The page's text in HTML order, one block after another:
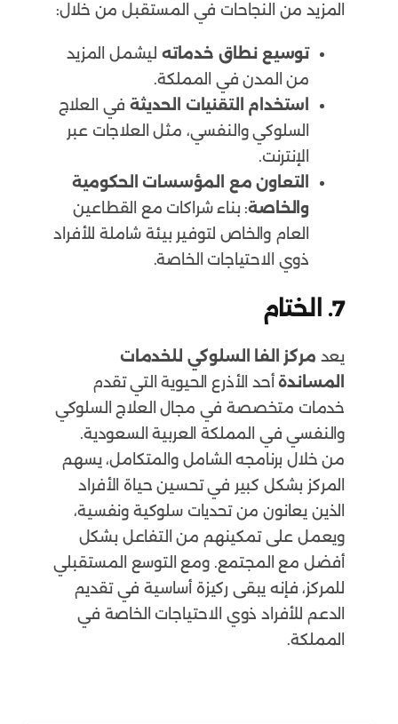
المزيد من النجاحات في المستقبل من خلال:
توسيع نطاق خدماته ليشمل المزيد
من المدن في المملكة.
استخدام التقنيات الحديثةفي العلاج
السلوكي والنفسي، مثل العلاجات عبر
الإنترنت.
التعاون مع المؤسسات الحكومية
والخاصة: بناء شراكات مع القطاعين
العام والخاص لتوفير بيئة شاملة للأفراد
ذوي الاحتياجات الخاصة.
7. الختام
يعد مركز الفا السلوكي للخدمات
المساندةأحد الأذرع الحيوية التي تقدم
خدمات متخصصة في مجال العلاج السلوكي
والنفسي في المملكة العربية السعودية.
من خلال برنامجه الشامل والمتكامل، يسهم
المركز بشكل كبير في تحسين حياة الأفراد
الذين يعانون من تحديات سلوكية ونفسية،
ويعمل على تمكينهم من التفاعل بشكل
أفضل مع المجتمع. ومع التوسع المستقبلي
للمركز، فإنه يبقى ركيزة أساسية في تقديم
الدعم للأفراد ذوي الاحتياجات الخاصة في
المملكة.